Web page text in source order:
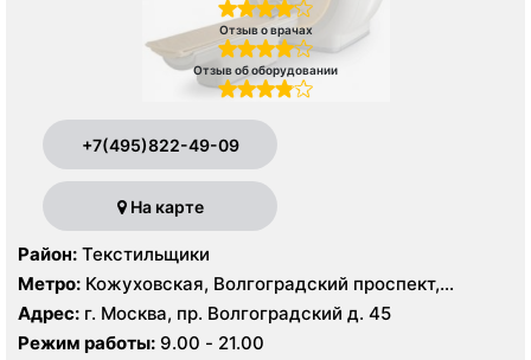
Отзыв о врачах
Отзыв об оборудовании
+7(495)822-49-09
На карте
Район: Текстильщики
Метро: Кожуховская, Волгоградский проспект,
Текстильщики
Адрес: г. Москва, пр. Волгоградский д. 45
Режим работы: 9.00 - 21.00